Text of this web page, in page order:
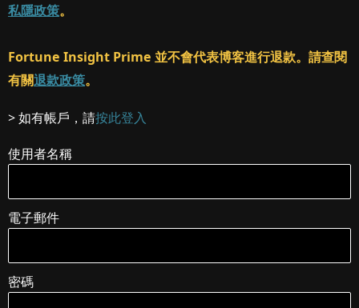
私隱政策。
Fortune Insight Prime 並不會代表博客進行退款。請查閱
有關退款政策。
> 如有帳戶，請按此登入
使用者名稱
電子郵件
密碼